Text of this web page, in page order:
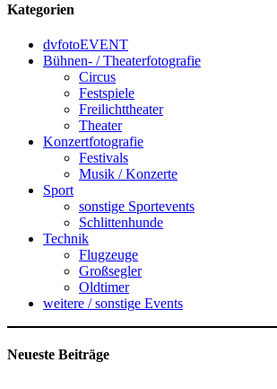
Kategorien
dvfotoEVENT
Bühnen- / Theaterfotografie
Circus
Festspiele
Freilichttheater
Theater
Konzertfotografie
Festivals
Musik / Konzerte
Sport
sonstige Sportevents
Schlittenhunde
Technik
Flugzeuge
Großsegler
Oldtimer
weitere / sonstige Events
Neueste Beiträge